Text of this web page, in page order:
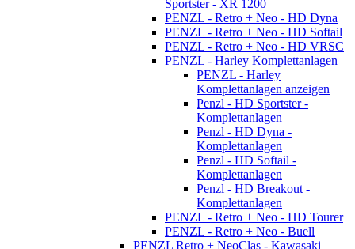
Sportster - XR 1200
PENZL - Retro + Neo - HD Dyna
PENZL - Retro + Neo - HD Softail
PENZL - Retro + Neo - HD VRSC
PENZL - Harley Komplettanlagen
PENZL - Harley
Komplettanlagen anzeigen
Penzl - HD Sportster -
Komplettanlagen
Penzl - HD Dyna -
Komplettanlagen
Penzl - HD Softail -
Komplettanlagen
Penzl - HD Breakout -
Komplettanlagen
PENZL - Retro + Neo - HD Tourer
PENZL - Retro + Neo - Buell
PENZL Retro + NeoClas - Kawasaki